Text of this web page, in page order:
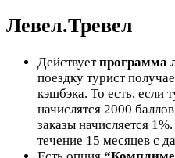
Левел.Тревел
Действуетпрограмма
поездку турист
кэшбэка. То есть, если
начислятся 2000
заказы начисляется
течение 15 месяцев с